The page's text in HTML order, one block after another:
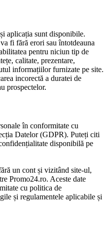
aplicația sunt disponibile.
fi fără erori sau întotdeauna
pentru niciun tip de
calitate, prezentare,
informațiilor furnizate pe site.
incorectă a duratei de
prospectelor.
în conformitate cu
Datelor (GDPR). Puteți citi
disponibilă pe
un cont și vizitând site-ul,
Promo24.ro. Aceste date
cu politica de
și regulamentele aplicabile și